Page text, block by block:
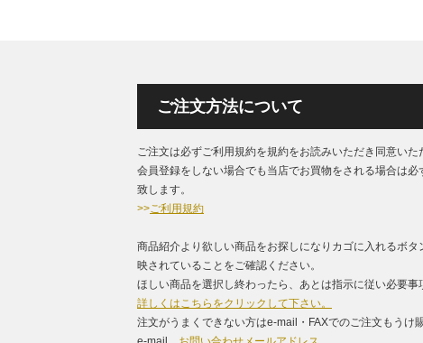
ご注文方法について
ご注文は必ずご利用規約を規約をお読みいただき同意いた
会員登録をしない場合でも当店でお買物をされる場合は
致します。
>>ご利用規約
商品紹介より欲しい商品をお探しになりカゴに入れるボ
映されていることをご確認ください。
ほしい商品を選択し終わったら、あとは指示に従い必要事
詳しくはこちらをクリックして下さい。
注文がうまくできない方はe-mail・FAXでのご注文もうけ